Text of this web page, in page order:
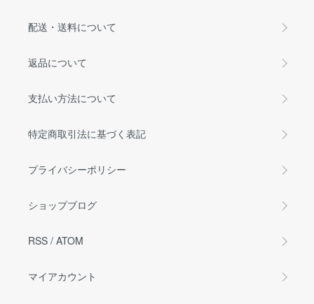
配送・送料について
返品について
支払い方法について
特定商取引法に基づく表記
プライバシーポリシー
ショップブログ
RSS / ATOM
マイアカウント